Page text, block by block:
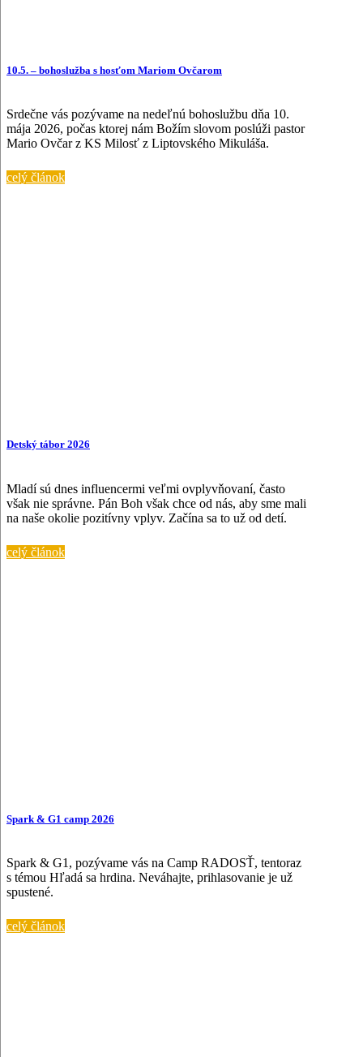
10.5. – bohoslužba s hosťom Mariom Ovčarom
Srdečne vás pozývame na nedeľnú bohoslužbu dňa 10.
mája 2026, počas ktorej nám Božím slovom poslúži pastor
Mario Ovčar z KS Milosť z Liptovského Mikuláša.
celý článok
Detský tábor 2026
Mladí sú dnes influencermi veľmi ovplyvňovaní, často
však nie správne. Pán Boh však chce od nás, aby sme mali
na naše okolie pozitívny vplyv. Začína sa to už od detí.
celý článok
Spark & G1 camp 2026
Spark & G1, pozývame vás na Camp RADOSŤ, tentoraz
s témou Hľadá sa hrdina. Neváhajte, prihlasovanie je už
spustené.
celý článok